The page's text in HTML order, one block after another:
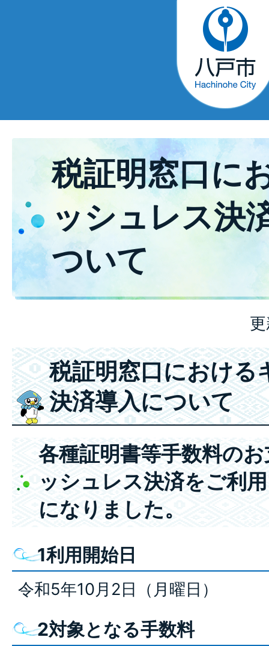
税証明窓口に
ッシュレス決
ついて
税証明窓口における
決済導入について
各種証明書等手数料の
ッシュレス決済をご利
になりました。
1利用開始日
令和5年10月2日（月曜日）
2対象となる手数料